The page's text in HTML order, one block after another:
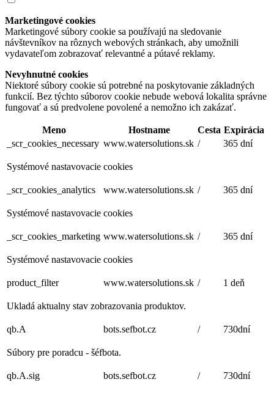
Marketingové cookies
Marketingové súbory cookie sa používajú na sledovanie
návštevníkov na rôznych webových stránkach, aby umožnili
vydavateľom zobrazovať relevantné a pútavé reklamy.
Nevyhnutné cookies
Niektoré súbory cookie sú potrebné na poskytovanie základných
funkcií. Bez týchto súborov cookie nebude webová lokalita správne
fungovať a sú predvolene povolené a nemožno ich zakázať.
Meno Hostname Cesta Expirácia
_scr_cookies_necessary www.watersolutions.sk / 365 dní
Systémové nastavovacie cookies
_scr_cookies_analytics www.watersolutions.sk / 365 dní
Systémové nastavovacie cookies
_scr_cookies_marketing www.watersolutions.sk / 365 dní
Systémové nastavovacie cookies
product_filter www.watersolutions.sk / 1 deň
Ukladá aktualny stav zobrazovania produktov.
qb.A bots.sefbot.cz / 730dní
Súbory pre poradcu - šéfbota.
qb.A.sig bots.sefbot.cz / 730dní